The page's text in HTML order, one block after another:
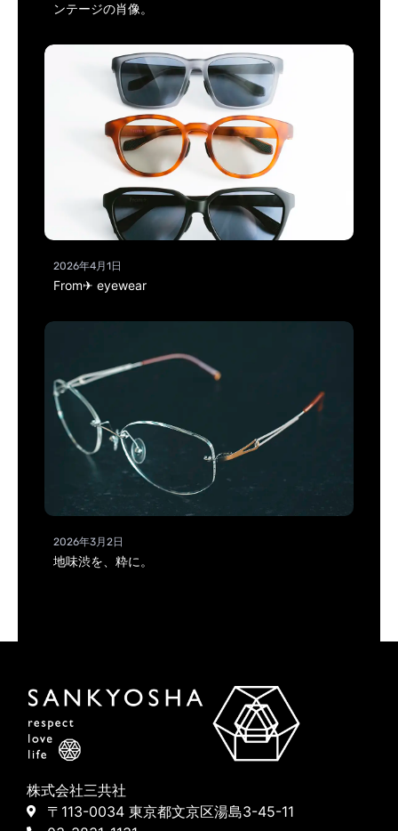
ンテージの肖像。
2026年4月1日
From✈ eyewear
2026年3月2日
地味渋を、粋に。
株式会社三共社
〒113-0034 東京都文京区湯島3-45-11